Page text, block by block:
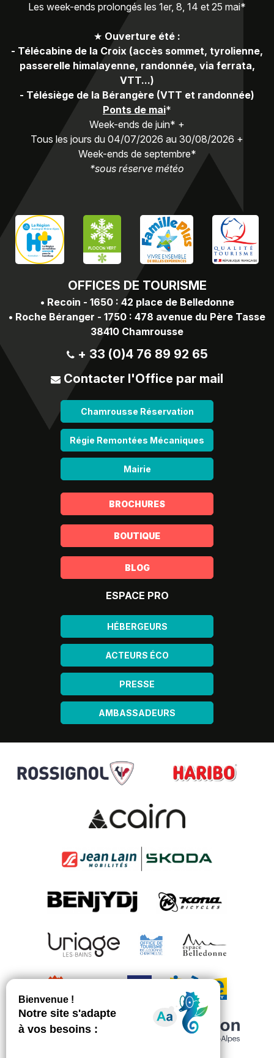
OFFICES DE TOURISME
• Recoin - 1650 : 42 place de Belledonne
• Roche Béranger - 1750 : 478 avenue du Père Tasse
38410 Chamrousse
+ 33 (0)4 76 89 92 65
Contacter l'Office par mail
Chamrousse Réservation
Régie Remontées Mécaniques
Mairie
Les week-ends prolongés les 1er, 8, 14 et 25 mai*
★ Ouverture été :
- Télécabine de la Croix (accès sommet, tyrolienne,
passerelle himalayenne, randonnée, via ferrata,
VTT...)
- Télésiège de la Bérangère (VTT et randonnée)
Ponts de mai*
Week-ends de juin* +
Tous les jours du 04/07/2026 au 30/08/2026 +
Week-ends de septembre*
*sous réserve météo
BROCHURES
BOUTIQUE
BLOG
ESPACE PRO
HÉBERGEURS
ACTEURS ÉCO
PRESSE
AMBASSADEURS